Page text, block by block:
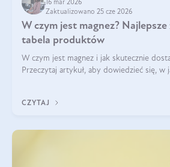
16 mar 2026
Zaktualizowano 25 cze 2026
W czym jest magnez? Najlepsze
tabela produktów
W czym jest magnez i jak skutecznie
Przeczytaj artykuł, aby dowiedzieć się,
CZYTAJ